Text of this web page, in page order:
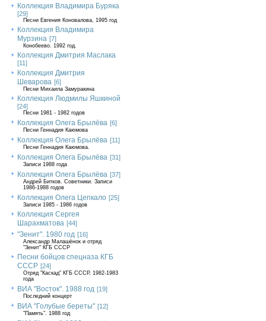
Коллекция Владимира Буряка
[29]
Песни Евгения Коновалова, 1995 год
Коллекция Владимира
Мурзина [7]
Конобеево. 1992 год.
Коллекция Дмитрия Маслака
[11]
Коллекция Дмитрия
Шеварова [6]
Песни Михаила Замуракина
Коллекция Людмилы Яшкиной
[24]
Песни 1981 - 1982 годов
Коллекция Олега Брылёва [6]
Песни Геннадия Каюмова
Коллекция Олега Брылёва [11]
Песни Геннадия Каюмова.
Коллекция Олега Брылёва [31]
Записи 1988 года
Коллекция Олега Брылёва [37]
Андрей Битков. Советники. Записи
1986-1988 годов
Коллекция Олега Цепкало [25]
Записи 1985 - 1986 годов
Коллекция Сергея
Шарахматова [44]
"Зенит". 1980 год [16]
Александр Малашёнок и отряд
"Зенит" КГБ СССР
Песни бойцов спецназа КГБ
СССР [24]
Отряд "Каскад" КГБ СССР, 1982-1983
года
ВИА "Восток". 1988 год [19]
Последний концерт
ВИА "Голубые береты" [12]
"Память". 1988 год